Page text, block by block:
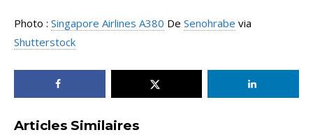
Photo : Singapore Airlines A380 De Senohrabe via
Shutterstock
Articles Similaires